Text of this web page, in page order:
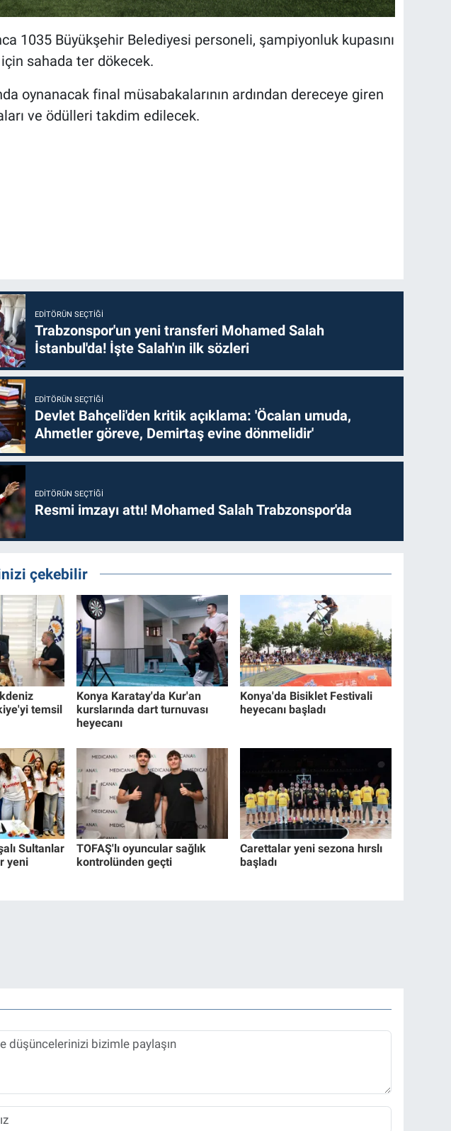
1035 Büyükşehir Belediyesi personeli, şampiyonluk kupasını
sahada ter dökecek.
oynanacak final müsabakalarının ardından dereceye giren
ve ödülleri takdim edilecek.
EDITÖRÜN SEÇTIĞI
Trabzonspor'un yeni transferi Mohamed Salah
İstanbul'da! İşte Salah'ın ilk sözleri
EDITÖRÜN SEÇTIĞI
Devlet Bahçeli'den kritik açıklama: 'Öcalan umuda,
Ahmetler göreve, Demirtaş evine dönmelidir'
EDITÖRÜN SEÇTIĞI
Resmi imzayı attı! Mohamed Salah Trabzonspor'da
çekebilir
temsil
Konya Karatay'da Kur'an
kurslarında dart turnuvası
heyecanı
Konya'da Bisiklet Festivali
heyecanı başladı
Sultanlar
yeni
TOFAŞ'lı oyuncular sağlık
kontrolünden geçti
Carettalar yeni sezona hırslı
başladı